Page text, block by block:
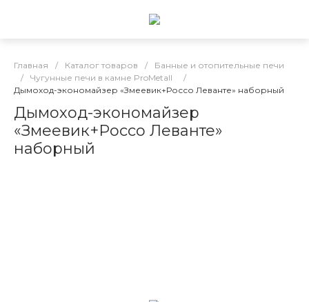
Главная / Каталог товаров /
Банные и отопительные печи
/
Чугунные печи в камне ProMetall
/
Дымоход-экономайзер «Змеевик+Россо Леванте» наборный
Дымоход-экономайзер
«Змеевик+Россо Леванте»
наборный